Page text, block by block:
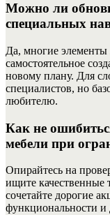
Можно ли
специальных
Да, многие элементы
самостоятельное
новому плану. Для
специалистов, но
любителю.
Как не
мебели при
Опирайтесь на
ищите качественные
сочетайте дорогие
функциональности и